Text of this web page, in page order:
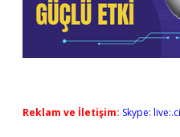
Reklam ve İletişim: Skype: